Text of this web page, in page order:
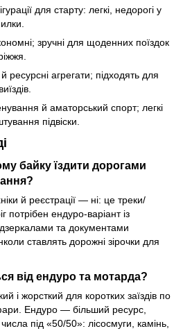
для старту: легкі, недорогі у
зручні для щоденних поїздок
агрегати; підходять для
й аматорський спорт; легкі
підвіски.
байку їздити дорогами
й реєстрації — ні: це треки/
потрібен ендуро-варіант із
та документами
ставлять дорожні зірочки для
від ендуро та мотарда?
і жорсткий для коротких заїздів по
Ендуро — більший ресурс,
числа під «50/50»: лісосмуги, камінь,